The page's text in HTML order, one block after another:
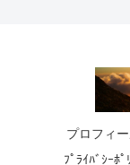
プロフィ
ﾌﾟﾗｲﾊﾞｼｰﾎﾟ